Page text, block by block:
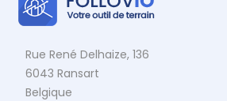
Rue René Delhaize, 136
6043 Ransart
Belgique